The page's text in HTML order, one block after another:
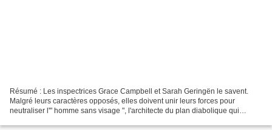
Résumé : Les inspectrices Grace Campbell et Sarah Geringën le savent.
Malgré leurs caractères opposés, elles doivent unir leurs forces pour
neutraliser l'" homme sans visage ", l'architecte du plan diabolique qui